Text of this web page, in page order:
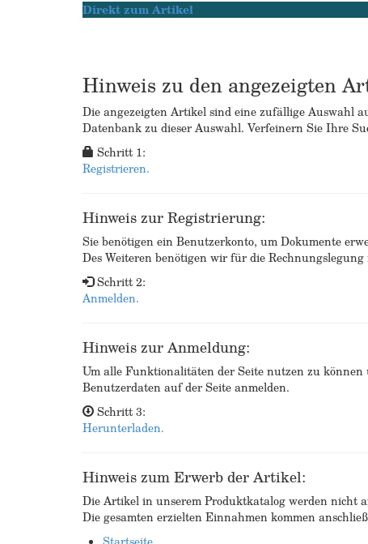
Direkt zum Artikel
Hinweis zu den angezeigten
Die angezeigten Artikel sind eine zufällige Auswahl
Datenbank zu dieser Auswahl. Verfeinern Sie Ihre
Schritt 1:
Registrieren.
Hinweis zur Registrierung:
Sie benötigen ein Benutzerkonto, um Dokumente
Des Weiteren benötigen wir für die
Schritt 2:
Anmelden.
Hinweis zur Anmeldung:
Um alle Funktionalitäten der Seite nutzen zu
Benutzerdaten auf der Seite anmelden.
Schritt 3:
Herunterladen.
Hinweis zum Erwerb der Artikel:
Die Artikel in unserem Produktkatalog werden nicht
Die gesamten erzielten Einnahmen kommen